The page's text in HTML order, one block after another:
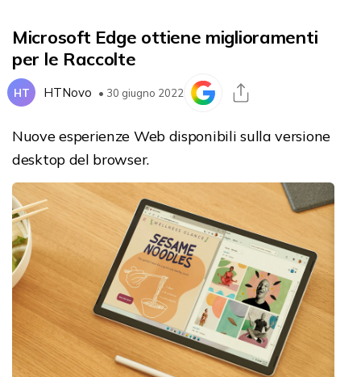
Microsoft Edge ottiene miglioramenti
per le Raccolte
HT HTNovo • 30 giugno 2022
Nuove esperienze Web disponibili sulla versione
desktop del browser.